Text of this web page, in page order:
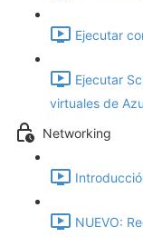
Ejecutar
Ejecutar
virtuales de
Networking
NUEVO: